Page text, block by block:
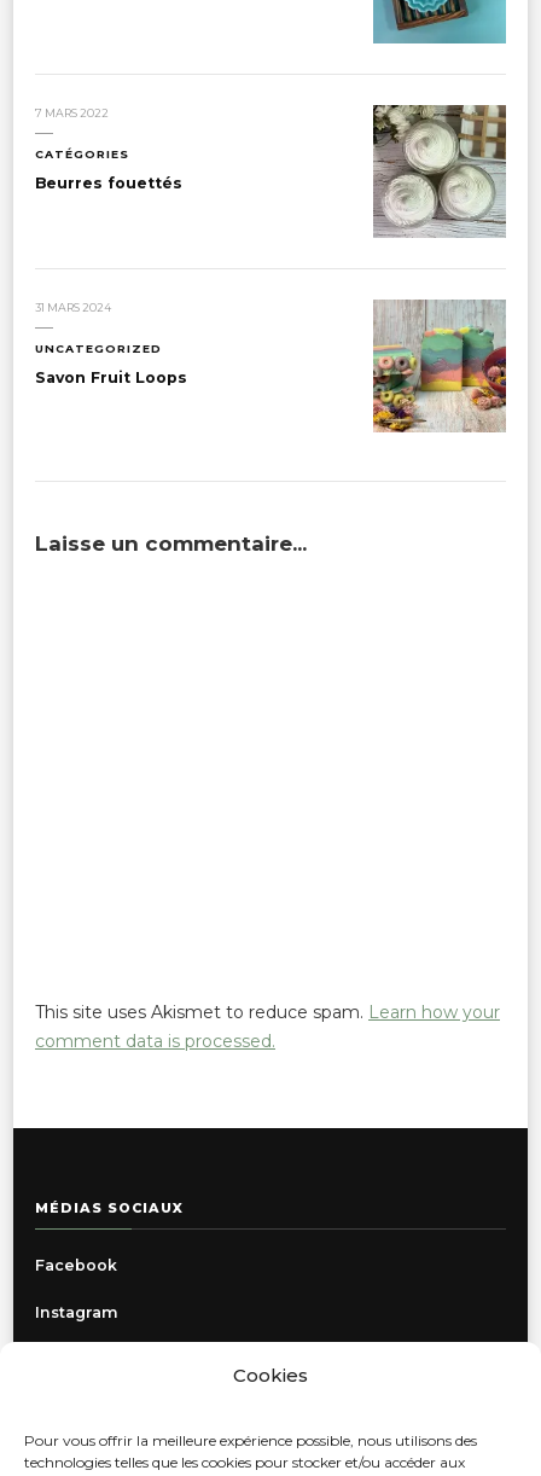
Cookies
Pour vous offrir la meilleure expérience possible, nous utilisons des
technologies telles que les cookies pour stocker et/ou accéder aux
7 MARS 2022
CATÉGORIES
Beurres fouettés
31 MARS 2024
UNCATEGORIZED
Savon Fruit Loops
Laisse un commentaire...
This site uses Akismet to reduce spam. Learn how your
comment data is processed.
MÉDIAS SOCIAUX
Facebook
Instagram
Politique de confidentialité